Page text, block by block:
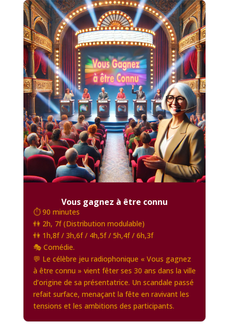
Vous gagnez à être connu
⏱️ 90 minutes
👫 2h, 7f (Distribution modulable)
👫 1h,8f / 3h,6f / 4h,5f / 5h,4f / 6h,3f
🎭 Comédie.
💬 Le célèbre jeu radiophonique « Vous gagnez
à être connu » vient fêter ses 30 ans dans la ville
d’origine de sa présentatrice. Un scandale passé
refait surface, menaçant la fête en ravivant les
tensions et les ambitions des participants.